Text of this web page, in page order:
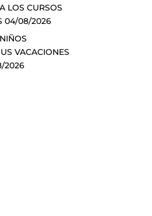
LOS CURSOS
04/08/2026
VACACIONES
2026